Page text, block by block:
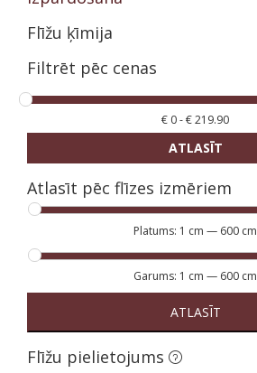
Flīžu ķīmija
Filtrēt pēc cenas
€ 0-€219.90
ATLASĪT
Atlasīt pēc flīzes izmēriem
Platums: 1 cm — 600 cm
Garums: 1 cm — 600 cm
ATLASĪT
Flīžu pielietojums